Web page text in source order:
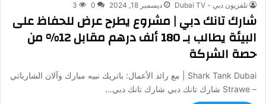
تلفزيون دبي - Dubai TV ديسمبر 18, 2024 0
3
شارك تانك دبي | مشروع يطرح عرض للحفاظ على
البيئة يطالب بـ 180 ألف درهم مقابل 12% من
حصة الشركة
Shark Tank Dubai | مع رائد الأعمال: باتريك نبيه مبارك وآلان الشارباتي
– Strawe شارك تانك دبي شارك تانك دبي…